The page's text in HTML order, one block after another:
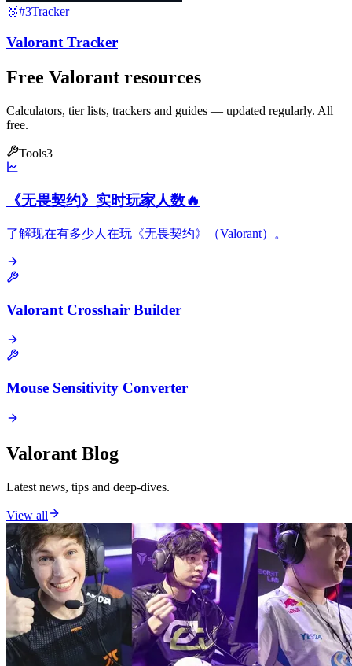
🥉#3Tracker
Valorant Tracker
Free Valorant resources
Calculators, tier lists, trackers and guides — updated regularly. All
free.
Tools3
《无畏契约》实时玩家人数🔥
了解现在有多少人在玩《无畏契约》（Valorant）。
Valorant Crosshair Builder
Mouse Sensitivity Converter
Valorant Blog
Latest news, tips and deep-dives.
View all